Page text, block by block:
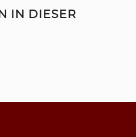
IN DIESER